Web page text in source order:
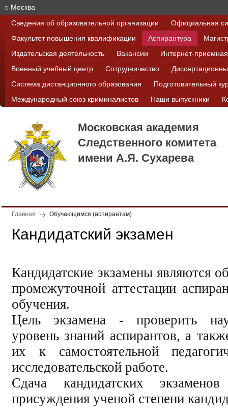
г. Москва
Сведения об образовательной организации
Официальная
Факультет повышения квалификации
Аспирантура
Издательская деятельность
Вакансии
Интернет-приемная
Военный учебный центр
Сотрудничество
Система дистанционного образования
Подготовительный
Международный союз криминалистов
Наши выпускники
Московская академия
Следственного комитета
имени А.Я. Сухарева
Главная Обучающимся (аспирантам)
Кандидатский экзамен
Кандидатские экзамены являются
промежуточной аттестации
обучения.
Цель экзамена - проверить
уровень знаний аспирантов, а
их к самостоятельной
исследовательской работе.
Сдача кандидатских
присуждения ученой степени